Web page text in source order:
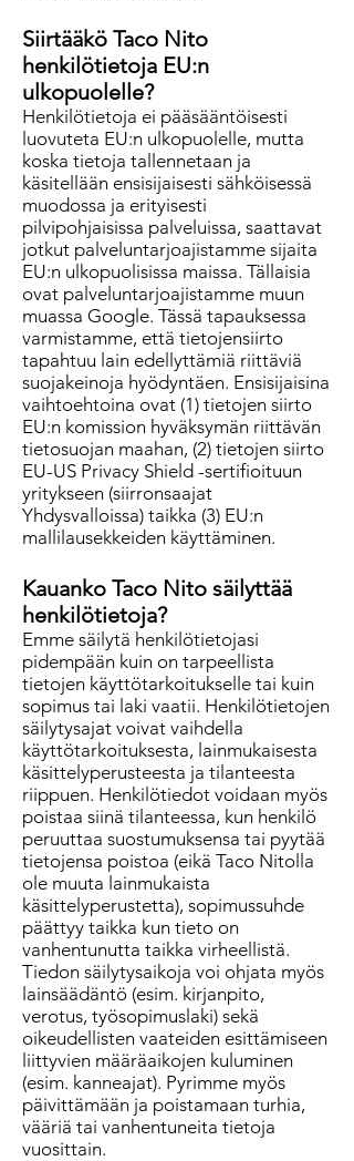
Siirtääkö Taco Nito
henkilötietoja EU:n
ulkopuolelle?
Henkilötietoja ei pääsääntöisesti
luovuteta EU:n ulkopuolelle, mutta
koska tietoja tallennetaan ja
käsitellään ensisijaisesti sähköisessä
muodossa ja erityisesti
pilvipohjaisissa palveluissa, saattavat
jotkut palveluntarjoajistamme sijaita
EU:n ulkopuolisissa maissa. Tällaisia
ovat palveluntarjoajistamme muun
muassa Google. Tässä tapauksessa
varmistamme, että tietojensiirto
tapahtuu lain edellyttämiä riittäviä
suojakeinoja hyödyntäen. Ensisijaisina
vaihtoehtoina ovat (1) tietojen siirto
EU:n komission hyväksymän riittävän
tietosuojan maahan, (2) tietojen siirto
EU-US Privacy Shield -sertifioituun
yritykseen (siirronsaajat
Yhdysvalloissa) taikka (3) EU:n
mallilausekkeiden käyttäminen.
Kauanko Taco Nito säilyttää
henkilötietoja?
Emme säilytä henkilötietojasi
pidempään kuin on tarpeellista
tietojen käyttötarkoitukselle tai kuin
sopimus tai laki vaatii. Henkilötietojen
säilytysajat voivat vaihdella
käyttötarkoituksesta, lainmukaisesta
käsittelyperusteesta ja tilanteesta
riippuen. Henkilötiedot voidaan myös
poistaa siinä tilanteessa, kun henkilö
peruuttaa suostumuksensa tai pyytää
tietojensa poistoa (eikä Taco Nitolla
ole muuta lainmukaista
käsittelyperustetta), sopimussuhde
päättyy taikka kun tieto on
vanhentunutta taikka virheellistä.
Tiedon säilytysaikoja voi ohjata myös
lainsäädäntö (esim. kirjanpito,
verotus, työsopimuslaki) sekä
oikeudellisten vaateiden esittämiseen
liittyvien määräaikojen kuluminen
(esim. kanneajat). Pyrimme myös
päivittämään ja poistamaan turhia,
vääriä tai vanhentuneita tietoja
vuosittain.